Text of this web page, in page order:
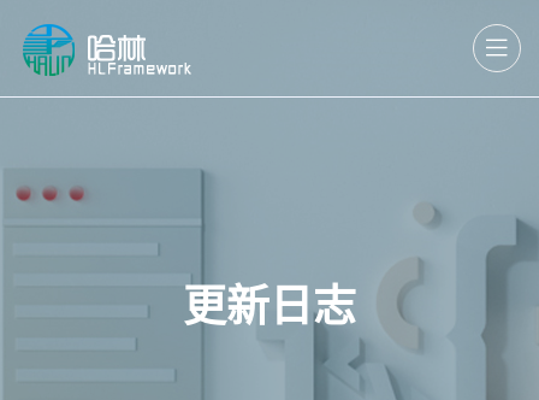
更新日志